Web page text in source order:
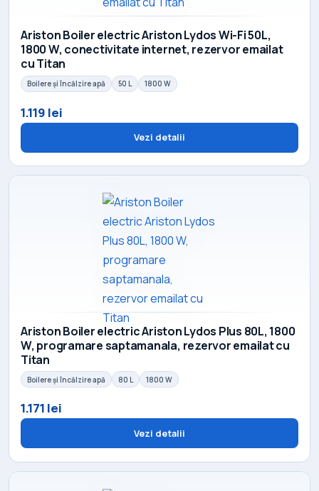
Ariston Boiler electric Ariston Lydos Wi-Fi 50L,
1800 W, conectivitate internet, rezervor emailat
cu Titan
Boilere și încălzire apă 50 L 1800 W
1.119 lei
Vezi detalii
Ariston Boiler electric Ariston Lydos Plus 80L, 1800
W, programare saptamanala, rezervor emailat cu
Titan
Boilere și încălzire apă 80 L 1800 W
1.171 lei
Vezi detalii